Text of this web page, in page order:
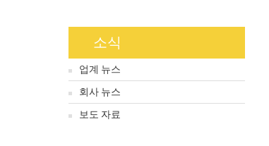
소식
업계 뉴스
회사 뉴스
보도 자료